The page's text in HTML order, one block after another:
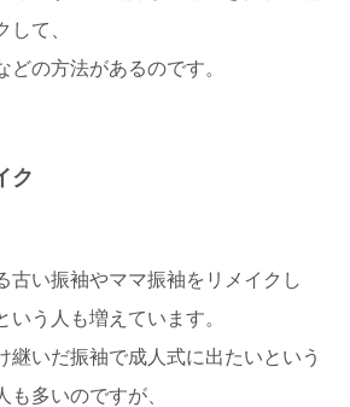
して、
どの方法があるのです。
ク
古い振袖やママ振袖をリメイクし
いう人も増えています。
継いだ振袖で成人式に出たいという
も多いのですが、